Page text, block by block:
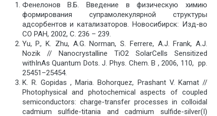
Фенелонов В.Б. Введение в физическую химию
формирования супрамолекулярной структуры
адсорбентов и катализаторов. Новосибирск: Изд-во
СО РАН, 2002, С. 236 – 239.
Yu, P., K. Zhu, A.G. Norman, S. Ferrere, A.J. Frank, A.J.
Nozik // Nanocrystalline TiO2 SolarCells Sensitized
withInAs Quantum Dots. J. Phys. Chem. B , 2006, 110, pp.
25451–25454.
K. R. Gopidas , Maria. Bohorquez, Prashant V. Kamat //
Photophysical and photochemical aspects of coupled
semiconductors: charge-transfer processes in colloidal
cadmium sulfide-titania and cadmium sulfide-silver(I)